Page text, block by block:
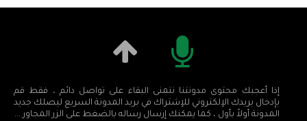
إذا أعجبك محتوى مدونتنا نتمنى البقاء على تواصل دائم ، فقط قم
بإدخال بريدك الإلكتروني للإشتراك في بريد المدونة السريع ليصلك جديد
المدونة أولاً بأول ، كما يمكنك إرسال رساله بالضغط على الزر المجاور ...